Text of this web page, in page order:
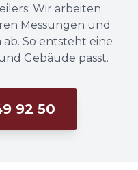
Wir arbeiten
Messungen und
So entsteht eine
Gebäude passt.
92 50